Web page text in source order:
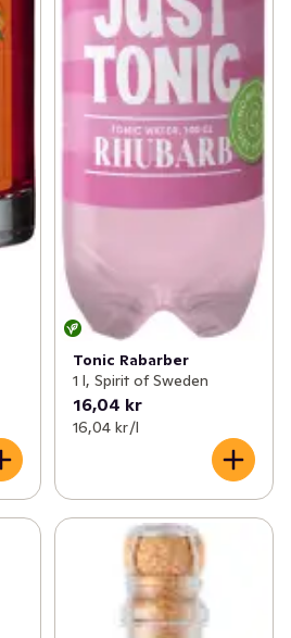
Tonic Rabarber
1 l, Spirit of Sweden
16,04 kr
16,04 kr /l